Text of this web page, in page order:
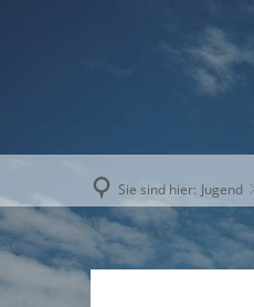
Sie sind hier: Jugend